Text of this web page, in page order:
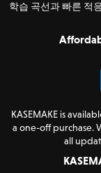
학습 곡선과 빠른 적
KASEMAKE is
a one-off purchase.
all